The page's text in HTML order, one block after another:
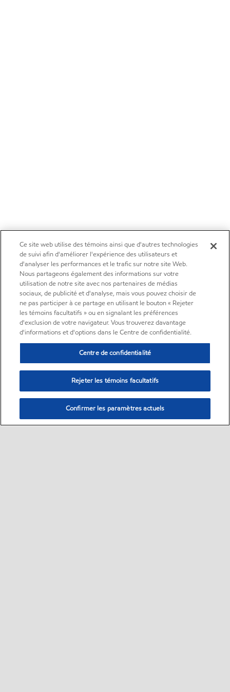
Ce site web utilise des témoins ainsi que d'autres technologies
de suivi afin d'améliorer l'expérience des utilisateurs et
d'analyser les performances et le trafic sur notre site Web.
Nous partageons également des informations sur votre
utilisation de notre site avec nos partenaires de médias
sociaux, de publicité et d'analyse, mais vous pouvez choisir de
ne pas participer à ce partage en utilisant le bouton « Rejeter
les témoins facultatifs » ou en signalant les préférences
d'exclusion de votre navigateur. Vous trouverez davantage
d'informations et d'options dans le Centre de confidentialité.
Centre de confidentialité
Rejeter les témoins facultatifs
Confirmer les paramètres actuels